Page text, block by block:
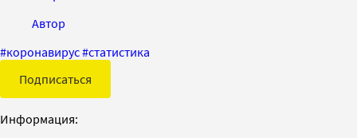
Автор
#коронавирус#статистика
Подписаться
Информация: